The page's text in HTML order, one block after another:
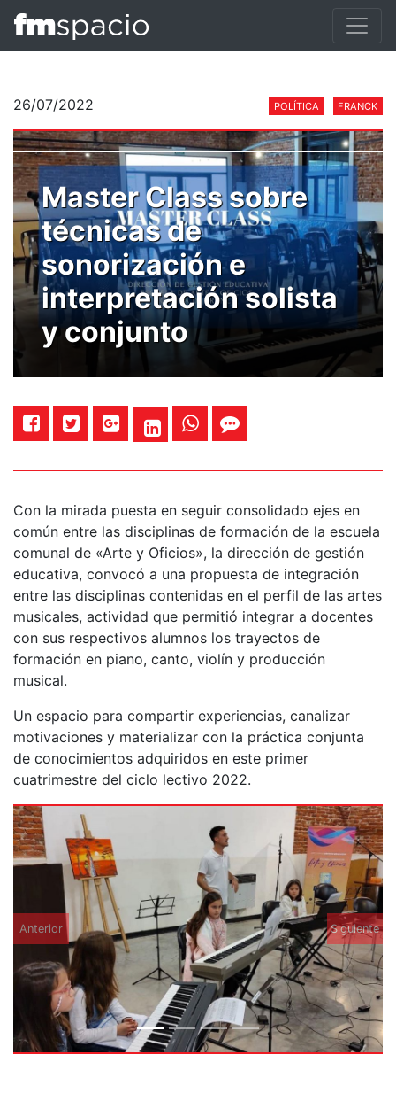
26/07/2022 POLÍTICA FRANCK
Master Class sobre
técnicas de
sonorización e
interpretación solista
y conjunto
Con la mirada puesta en seguir consolidado ejes en
común entre las disciplinas de formación de la escuela
comunal de «Arte y Oficios», la dirección de gestión
educativa, convocó a una propuesta de integración
entre las disciplinas contenidas en el perfil de las artes
musicales, actividad que permitió integrar a docentes
con sus respectivos alumnos los trayectos de
formación en piano, canto, violín y producción
musical.
Un espacio para compartir experiencias, canalizar
motivaciones y materializar con la práctica conjunta
de conocimientos adquiridos en este primer
cuatrimestre del ciclo lectivo 2022.
Anterior Siguiente